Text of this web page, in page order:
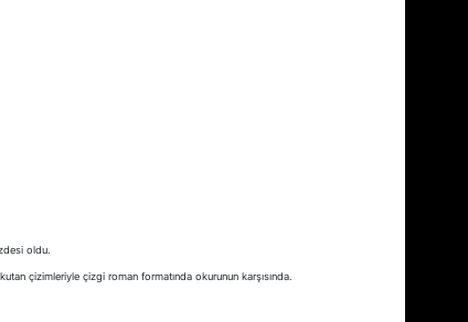
oldu.
çizimleriyle çizgi roman formatında okurunun karşısında.